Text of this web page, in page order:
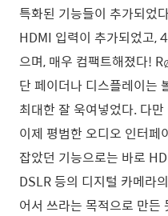
특화된 기능들이 추가되었
HDMI 입력이 추가되었고,
으며, 매우 컴팩트해졌다!
단 페이더나 디스플레이는
최대한 잘 욱여넣었다. 다
이제 평범한 오디오 인터페
잡았던 기능으로는 바로
DSLR 등의 디지털 카메라
어서 쓰라는 목적으로 만든